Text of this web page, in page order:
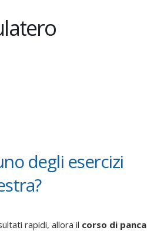
degli esercizi
rapidi, allora il corso di panca